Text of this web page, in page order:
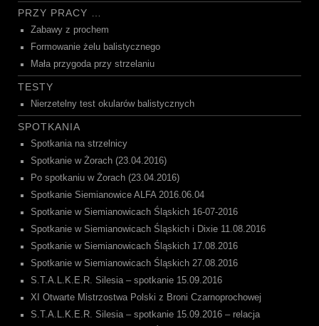
PRZY PRACY …
Zabawy z prochem
Formowanie żelu balistycznego
Mała przygoda przy strzelaniu
TESTY
Nierzetelny test okularów balistycznych
SPOTKANIA
Spotkania na strzelnicy
Spotkanie w Żorach (23.04.2016)
Po spotkaniu w Żorach (23.04.2016)
Spotkanie Siemianowice ALFA 2016.06.04
Spotkanie w Siemianowicach Śląskich 16-07-2016
Spotkanie w Siemianowicach Śląskich i Dixie 11.08.2016
Spotkanie w Siemianowicach Śląskich 17.08.2016
Spotkanie w Siemianowicach Śląskich 27.08.2016
S.T.A.L.K.E.R. Silesia – spotkanie 15.09.2016
XI Otwarte Mistrzostwa Polski z Broni Czarnoprochowej
S.T.A.L.K.E.R. Silesia – spotkanie 15.09.2016 – relacja